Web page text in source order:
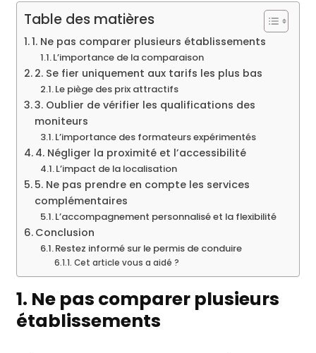
Table des matières
1. Ne pas comparer plusieurs établissements
L’importance de la comparaison
2. Se fier uniquement aux tarifs les plus bas
Le piège des prix attractifs
3. Oublier de vérifier les qualifications des
moniteurs
L’importance des formateurs expérimentés
4. Négliger la proximité et l’accessibilité
L’impact de la localisation
5. Ne pas prendre en compte les services
complémentaires
L’accompagnement personnalisé et la flexibilité
Conclusion
Restez informé sur le permis de conduire
Cet article vous a aidé ?
1. Ne pas comparer plusieurs
établissements